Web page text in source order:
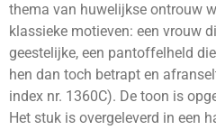
thema van huwelijkse ontrouw
klassieke motieven: een vrouw
geestelijke, een pantoffelheld
hen dan toch betrapt en
index nr. 1360C). De toon is
Het stuk is overgeleverd in een